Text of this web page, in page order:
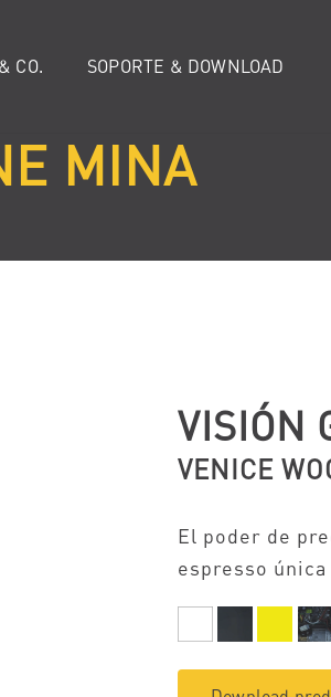
CO. SOPORTE & DOWNLOAD
MINA
VISIÓN
VENICE
El poder de
espresso